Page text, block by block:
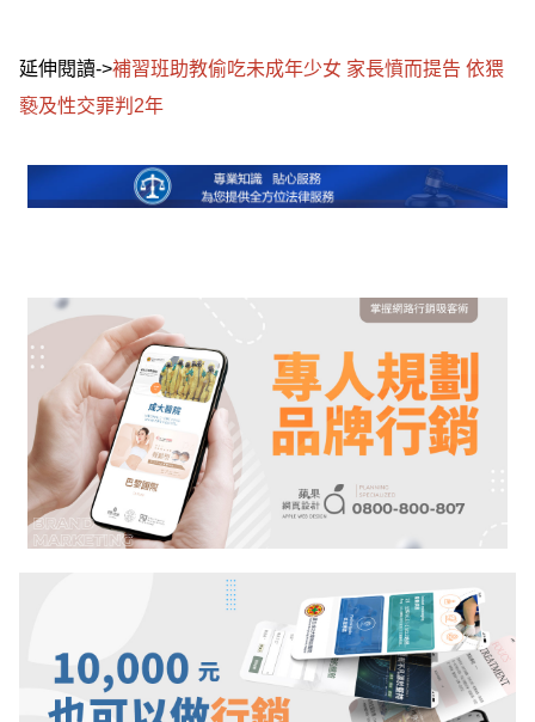
延伸閱讀->補習班助教偷吃未成年少女 家長憤而提告 依猥
褻及性交罪判2年